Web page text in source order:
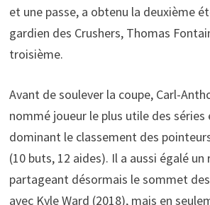
et une passe, a obtenu la deuxième
gardien des Crushers, Thomas
troisième.
Avant de soulever la coupe, Carl-
nommé joueur le plus utile des
dominant le classement des
(10 buts, 12 aides). Il a aussi égalé un
partageant désormais le sommet
avec Kyle Ward (2018), mais en